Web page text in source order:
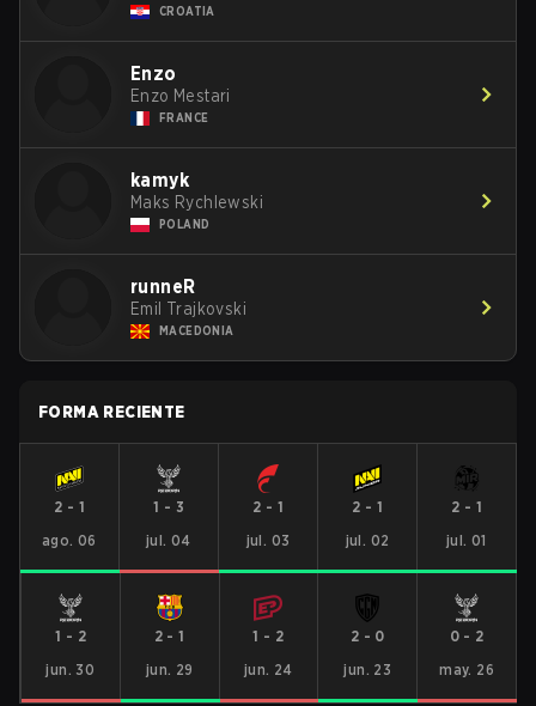
CROATIA
Enzo
Enzo Mestari
FRANCE
kamyk
Maks Rychlewski
POLAND
runneR
Emil Trajkovski
MACEDONIA
FORMA RECIENTE
2 - 1
ago. 06
1 - 3
jul. 04
2 - 1
jul. 03
2 - 1
jul. 02
2 - 1
jul. 01
1 - 2
jun. 30
2 -1
jun. 29
1 - 2
jun. 24
2 - 0
jun. 23
0- 2
may. 26